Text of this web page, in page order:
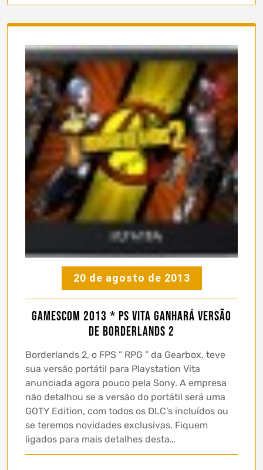
20 de agosto de 2013
Gamescom 2013 * PS Vita ganhará versão
de Borderlands 2
Borderlands 2, o FPS ” RPG ” da Gearbox, teve
sua versão portátil para Playstation Vita
anunciada agora pouco pela Sony. A empresa
não detalhou se a versão do portátil será uma
GOTY Edition, com todos os DLC’s incluídos ou
se teremos novidades exclusivas. Fiquem
ligados para mais detalhes desta…